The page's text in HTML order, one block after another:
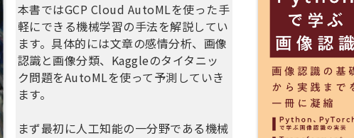
ラに学ぶのではなく、データ分析の「全
体の流れ」を繰り返し体験することで、
機械学習の全体像と本質が自然と体に染
みこむよう構成されています。
しかも単に繰り返すのではなく、最初は
シンプルでやさしい題材からはじめ、以
本書ではGCP Cloud AutoMLを使った手
軽にできる機械学習の手法を解説してい
ます。具体的には文章の感情分析、画像
認識と画像分類、Kaggleのタイタニッ
ク問題をAutoMLを使って予測していき
ます。
まず最初に人工知能の一分野である機械